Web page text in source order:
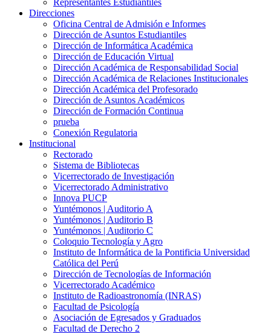
Representantes Estudiantiles
Direcciones
Oficina Central de Admisión e Informes
Dirección de Asuntos Estudiantiles
Dirección de Informática Académica
Dirección de Educación Virtual
Dirección Académica de Responsabilidad Social
Dirección Académica de Relaciones Institucionales
Dirección Académica del Profesorado
Dirección de Asuntos Académicos
Dirección de Formación Continua
prueba
Conexión Regulatoria
Institucional
Rectorado
Sistema de Bibliotecas
Vicerrectorado de Investigación
Vicerrectorado Administrativo
Innova PUCP
Yuntémonos | Auditorio A
Yuntémonos | Auditorio B
Yuntémonos | Auditorio C
Coloquio Tecnología y Agro
Instituto de Informática de la Pontificia Universidad
Católica del Perú
Dirección de Tecnologías de Información
Vicerrectorado Académico
Instituto de Radioastronomía (INRAS)
Facultad de Psicología
Asociación de Egresados y Graduados
Facultad de Derecho 2